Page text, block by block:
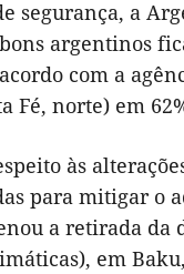
segurança, a
argentinos
com a
Fé, norte) em
às
para mitigar o
a retirada da
em